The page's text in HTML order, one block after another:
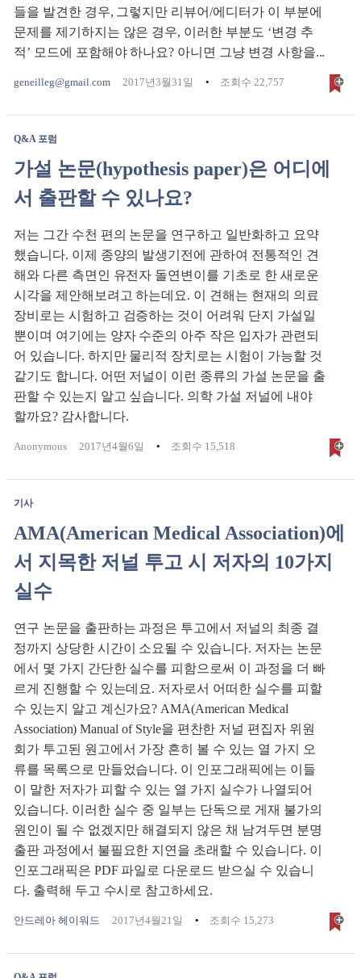
들을 발견한 경우, 그렇지만 리뷰어/에디터가 이 부분에
문제를 제기하지는 않은 경우, 이러한 부분도 ‘변경 추
적’ 모드에 포함해야 하나요? 아니면 그냥 변경 사항을...
geneilleg@gmail.com 2017년3월31일 조회수 22,757
Q&A 포럼
가설 논문(hypothesis paper)은 어디에
서 출판할 수 있나요?
저는 그간 수천 편의 논문을 연구하고 일반화하고 요약
했습니다. 이제 종양의 발생기전에 관하여 전통적인 견
해와 다른 측면인 유전자 돌연변이를 기초로 한 새로운
시각을 제안해보려고 하는데요. 이 견해는 현재의 의료
장비로는 시험하고 검증하는 것이 어려워 단지 가설일
뿐이며 여기에는 양자 수준의 아주 작은 입자가 관련되
어 있습니다. 하지만 물리적 장치로는 시험이 가능할 것
같기도 합니다. 어떤 저널이 이런 종류의 가설 논문을 출
판할 수 있는지 알고 싶습니다. 의학 가설 저널에 내야
할까요? 감사합니다.
Anonymous 2017년4월6일 조회수 15,518
기사
AMA(American Medical Association)에
서 지목한 저널 투고 시 저자의 10가지
실수
연구 논문을 출판하는 과정은 투고에서 저널의 최종 결
정까지 상당한 시간이 소요될 수 있습니다. 저자는 논문
에서 몇 가지 간단한 실수를 피함으로써 이 과정을 더 빠
르게 진행할 수 있는데요. 저자로서 어떠한 실수를 피할
수 있는지 알고 계신가요? AMA(American Medical
Association) Manual of Style을 편찬한 저널 편집자 위원
회가 투고된 원고에서 가장 흔히 볼 수 있는 열 가지 오
류를 목록으로 만들었습니다. 이 인포그래픽에는 이들
이 말한 저자가 피할 수 있는 열 가지 실수가 나열되어
있습니다. 이러한 실수 중 일부는 단독으로 게재 불가의
원인이 될 수 없겠지만 해결되지 않은 채 남겨두면 분명
출판 과정에서 불필요한 지연을 초래할 수 있습니다. 이
인포그래픽은 PDF 파일로 다운로드 받으실 수 있습니
다. 출력해 두고 수시로 참고하세요.
안드레아 헤이워드 2017년4월21일 조회수 15,273